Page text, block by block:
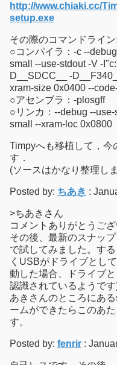
http://www.chiaki.cc/
setup.exe
その際のコマンドライ
○コンパイラ：-c --
small --use-stdout -V -
D__SDCC__ -
xram-size 0x0400 --
○アセンブラ：-plosgff
○リンカ：--debug --
small --xram-loc 0x0800
Timpyへも移植して，今
す．
(ソースはかなり整理し
Posted by: ちあき :
>ちあきさん
コメントありがとうござ
その後、最新のスナッ
で試してみました。す
くUSBがドライブとし
動した場合、ドライブ
認識されているようで
あきさんのところにあ
ームができたらこのあ
す。
Posted by: fenrir :